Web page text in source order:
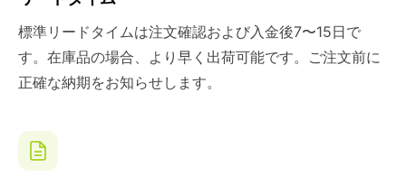
標準リードタイムは注文確認および入金後7〜15日で
す。在庫品の場合、より早く出荷可能です。ご注文前に
正確な納期をお知らせします。